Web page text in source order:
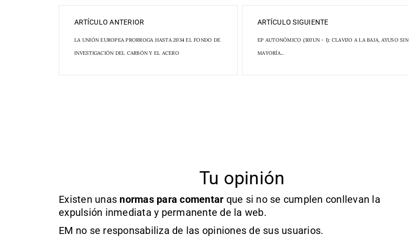
ARTÍCULO ANTERIOR
LA UNIÓN EUROPEA PRORROGA HASTA 2034 EL FONDO DE
INVESTIGACIÓN DEL CARBÓN Y EL ACERO
ARTÍCULO SIGUIENTE
EP AUTONÓMICO (30JUN - I): CLAVIJO A LA BAJA, AYUSO SIN
MAYORÍA...
Tu opinión
Existen unas normas para comentar que si no se cumplen conllevan la
expulsión inmediata y permanente de la web.
EM no se responsabiliza de las opiniones de sus usuarios.